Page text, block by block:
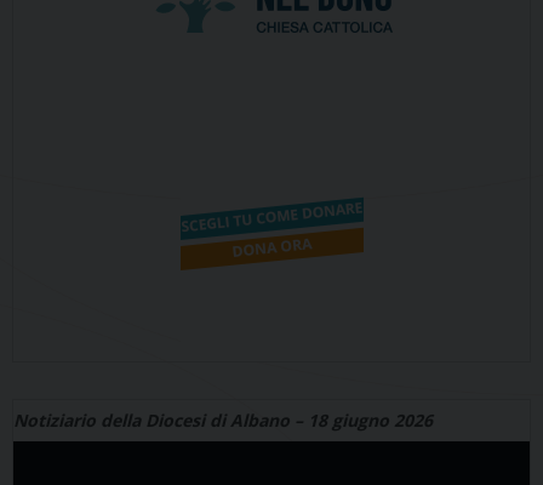
Notiziario della Diocesi di Albano – 18 giugno 2026